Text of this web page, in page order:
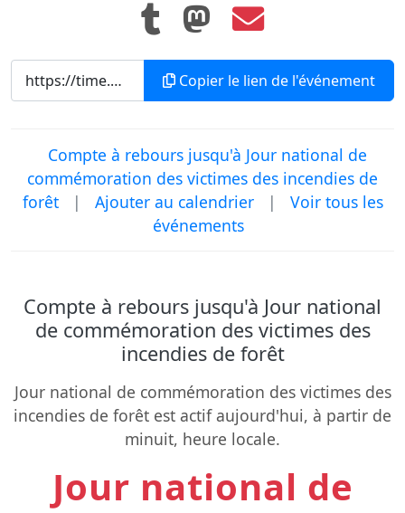
Copier le lien de l'événement
Compte à rebours jusqu'à Jour national de
commémoration des victimes des incendies de
forêt
| Ajouter au calendrier |
Voir tous les
événements
Compte à rebours jusqu'à Jour national
de commémoration des victimes des
incendies de forêt
Jour national de commémoration des victimes des
incendies de forêt est actif aujourd'hui, à partir de
minuit, heure locale.
Jour national de